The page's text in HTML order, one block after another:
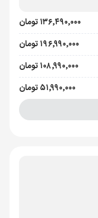
۱۳۶٬۴۹۰٬۰۰۰ تومان
۱۹۶٬۹۹۰٬۰۰۰ تومان
۱۰۸٬۹۹۰٬۰۰۰ تومان
۵۱٬۹۹۰٬۰۰۰ تومان